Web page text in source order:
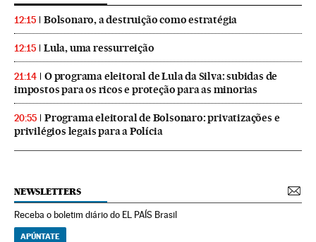
12:15 Bolsonaro, a destruição como estratégia
12:15 Lula, uma ressurreição
21:14
O programa eleitoral de Lula da Silva: subidas de
impostos para os ricos e proteção para as minorias
20:55
Programa eleitoral de Bolsonaro: privatizações e
privilégios legais para a Polícia
NEWSLETTERS
Receba o boletim diário do EL PAÍS Brasil
APÚNTATE